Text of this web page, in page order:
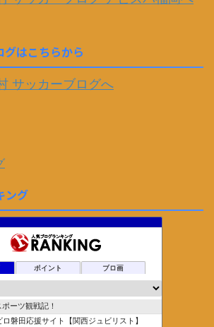
はこちらから
ング
ポイント ブロ画
ーツ観戦記！
ロ磐田応援サイト【関西ジュビリスト】